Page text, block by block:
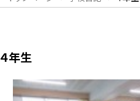
４年生